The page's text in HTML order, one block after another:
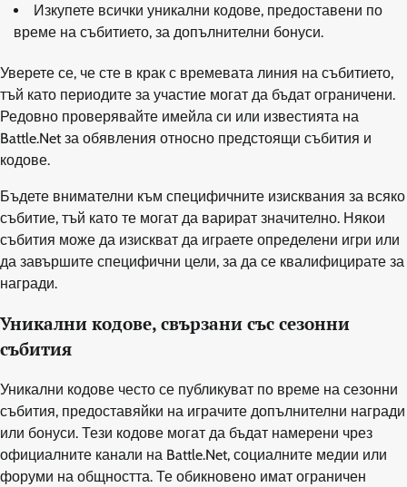
Изкупете всички уникални кодове, предоставени по
време на събитието, за допълнителни бонуси.
Уверете се, че сте в крак с времевата линия на събитието,
тъй като периодите за участие могат да бъдат ограничени.
Редовно проверявайте имейла си или известията на
Battle.Net за обявления относно предстоящи събития и
кодове.
Бъдете внимателни към специфичните изисквания за всяко
събитие, тъй като те могат да варират значително. Някои
събития може да изискват да играете определени игри или
да завършите специфични цели, за да се квалифицирате за
награди.
Уникални кодове, свързани със сезонни
събития
Уникални кодове често се публикуват по време на сезонни
събития, предоставяйки на играчите допълнителни награди
или бонуси. Тези кодове могат да бъдат намерени чрез
официалните канали на Battle.Net, социалните медии или
форуми на общността. Те обикновено имат ограничен